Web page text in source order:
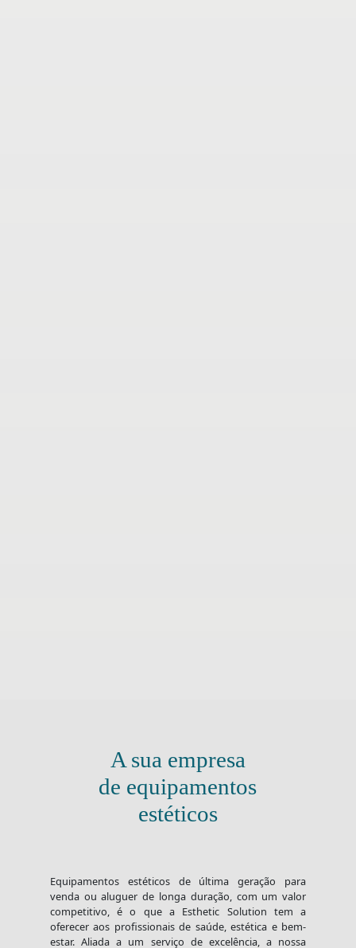
A sua empresa
de equipamentos
estéticos
Equipamentos estéticos de última geração para
venda ou aluguer de longa duração, com um valor
competitivo, é o que a Esthetic Solution tem a
oferecer aos profissionais de saúde, estética e bem-
estar. Aliada a um serviço de excelência, a nossa